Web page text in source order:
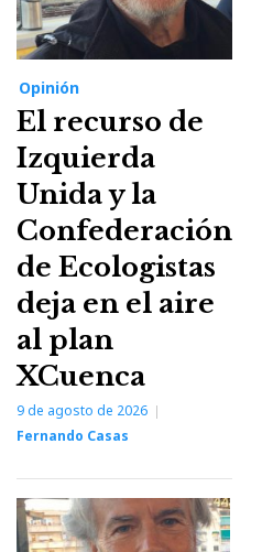
Opinión
El recurso de
Izquierda
Unida y la
Confederación
de Ecologistas
deja en el aire
al plan
XCuenca
9 de agosto de 2026
Fernando Casas